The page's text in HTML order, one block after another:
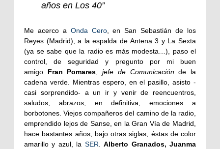
años en Los 40”
Me acerco a Onda Cero, en San Sebastián de los
Reyes (Madrid), a la espalda de Antena 3 y La Sexta
(ya se sabe que la radio es más modesta…), paso el
control, de seguridad y pregunto por mi buen
amigo Fran Pomares,jefe de Comunicaciónde la
cadena verde. Mientras espero, en el pasillo, asisto -
casi sorprendido- a un ir y venir de reencuentros,
saludos, abrazos, en definitiva, emociones a
borbotones. Viejos compañeros del camino de la radio,
emprendido lejos de Sanse, en la Gran Vía de Madrid,
hace bastantes años, bajo otras siglas, éstas de color
amarillo y azul, la SER.Alberto Granados, Juanma